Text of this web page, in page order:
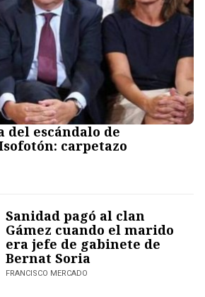
del escándalo de
carpetazo
Sanidad pagó al clan
Gámez cuando el marido
era jefe de gabinete de
Bernat Soria
FRANCISCO MERCADO